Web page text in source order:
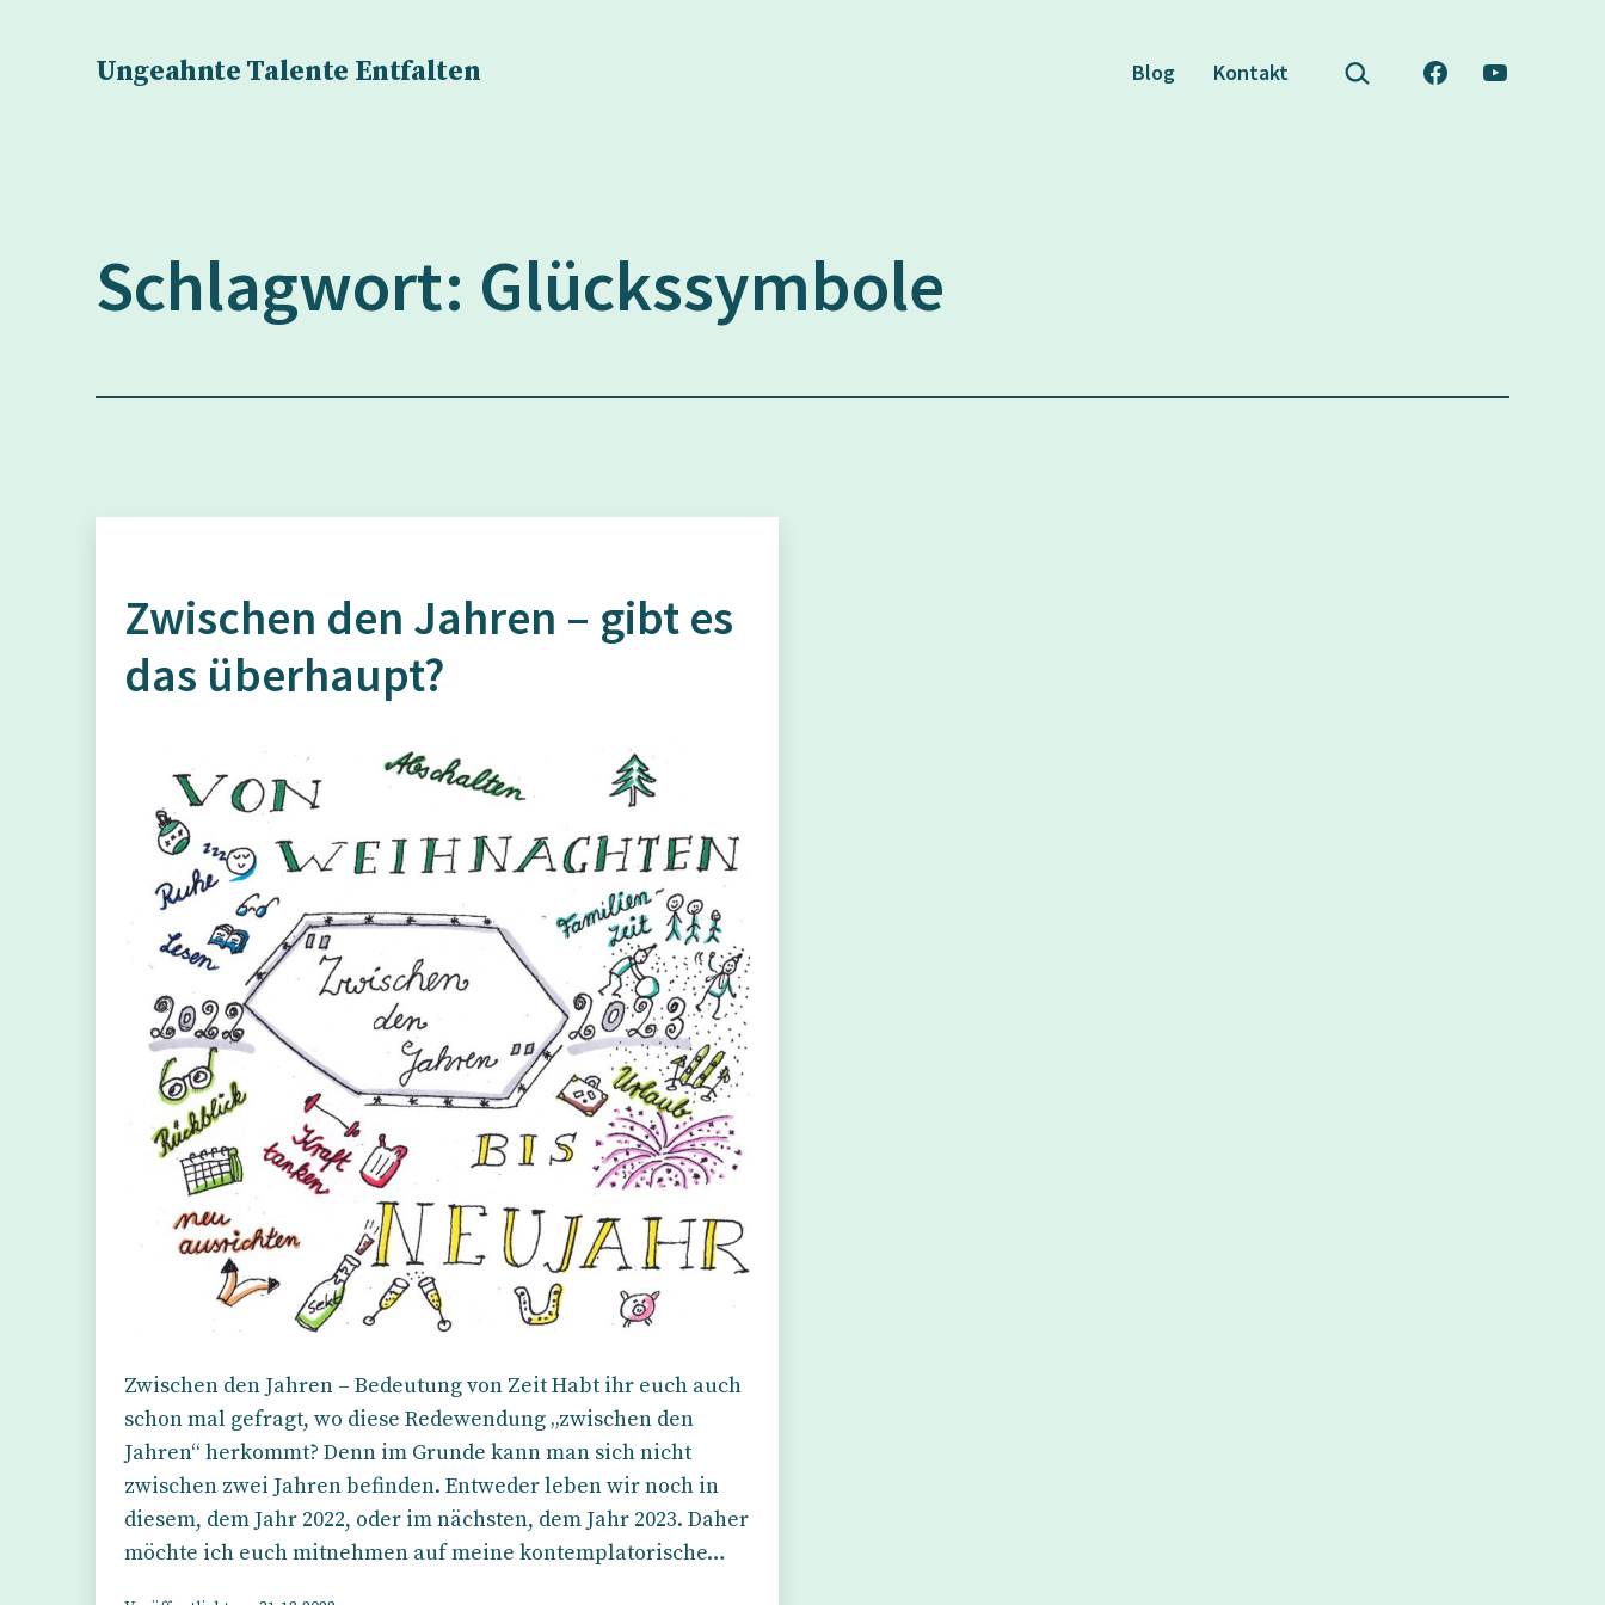
Ungeahnte Talente Entfalten Blog Kontakt
Suchen …
Schlagwort: Glückssymbole
Zwischen den Jahren – gibt es
das überhaupt?
Zwischen den Jahren – Bedeutung von Zeit Habt ihr euch auch
schon mal gefragt, wo diese Redewendung „zwischen den
Jahren“ herkommt? Denn im Grunde kann man sich nicht
zwischen zwei Jahren befinden. Entweder leben wir noch in
diesem, dem Jahr 2022, oder im nächsten, dem Jahr 2023. Daher
möchte ich euch mitnehmen auf meine kontemplatorische…